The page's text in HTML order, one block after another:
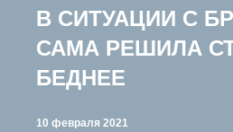
В СИТУАЦИИ С
САМА РЕШИЛА
БЕДНЕЕ
10 февраля 2021